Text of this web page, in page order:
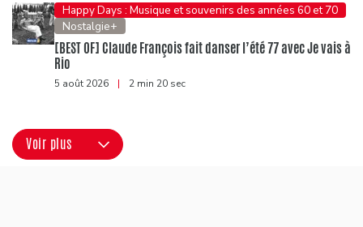
Happy Days : Musique et souvenirs des années 60 et 70
Nostalgie+
[BEST OF] Claude François fait danser l’été 77 avec Je vais à
Rio
5 août 2026 | 2 min 20 sec
Voir plus